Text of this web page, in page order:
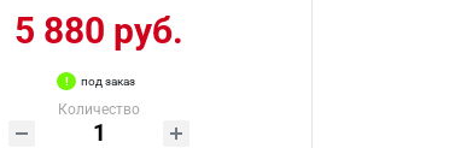
5 880 руб.
под заказ
Количество